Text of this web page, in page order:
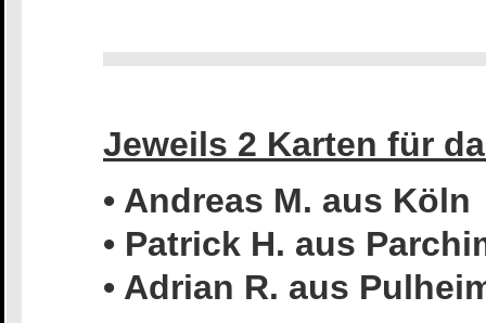
Jeweils 2 Karten für
• Andreas M. aus Köln
• Patrick H. aus
• Adrian R. aus